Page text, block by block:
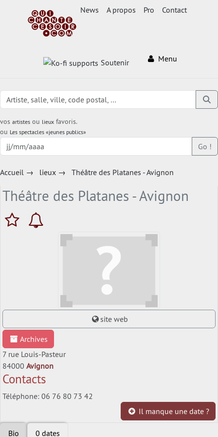
News A propos Pro Contact
Soutenir Menu
vos artistes ou lieux favoris.
ou Les spectacles «jeunes publics»
Go !
Accueil → lieux → Théâtre des Platanes - Avignon
Théâtre des Platanes - Avignon
site web
Archives
7 rue Louis-Pasteur
84000 Avignon
Contacts
Téléphone: 06 76 80 73 42
Il manque une date ?
Bio 0 dates